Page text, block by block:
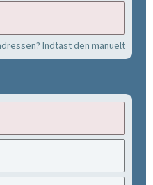
Indtast den manuelt